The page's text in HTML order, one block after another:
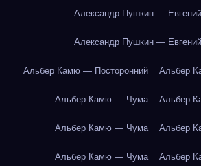
Александр Пушкин —
Александр Пушкин —
Альбер Камю — Посторонний Альбер
Альбер Камю — Чума Альбер
Альбер Камю — Чума Альбер
Альбер Камю — Чума Альбер